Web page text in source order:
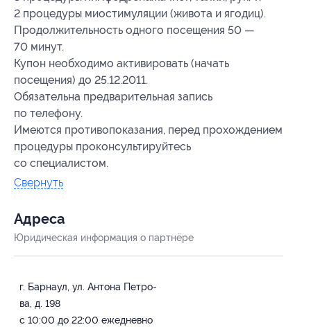
2 процедуры миостимуляции (живота и ягодиц).
Продолжительность одного посещения 50 —
70 минут.
Купон необходимо активировать (начать
посещения) до 25.12.2011.
Обязательна предварительная запись
по телефону.
Имеются противопоказания, перед прохождением
процедуры проконсультируйтесь
со специалистом.
Свернуть
Адресa
Юридическая информация о партнёре
г. Барнаул, ул. Ан­то­на Пет­ро­
ва, д. 198
с 10:00 до 22:00 ежедневно